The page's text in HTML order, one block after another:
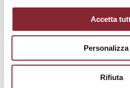
Accetta
Personalizza
Rifiuta
arricchisce gli studenti e
università e territorio.Così il
Attianese.
L’Università e il Consorzio
Humanitas intendono